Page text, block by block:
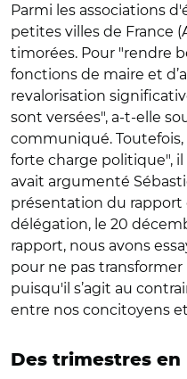
Parmi les associations
petites villes de France
timorées. Pour "rendre
fonctions de maire et
revalorisation
sont versées", a-t-elle
communiqué.
forte charge politique",
avait argumenté
présentation du rapport
délégation, le 20
rapport, nous avons
pour ne pas transformer
puisqu'il s’agit au
entre nos concitoyens
Des trimestres